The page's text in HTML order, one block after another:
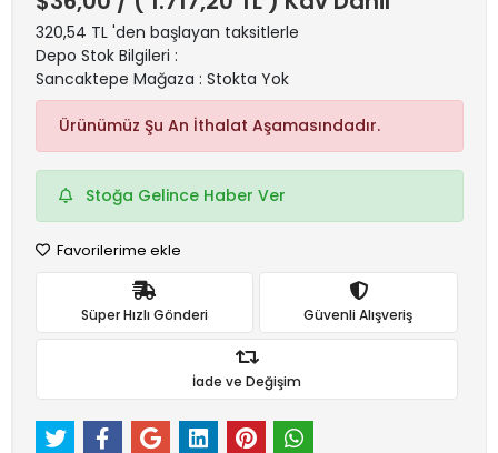
320,54 TL 'den başlayan taksitlerle
Depo Stok Bilgileri :
Sancaktepe Mağaza : Stokta Yok
Ürünümüz Şu An İthalat Aşamasındadır.
Stoğa Gelince Haber Ver
Favorilerime ekle
Süper Hızlı Gönderi Güvenli Alışveriş
İade ve Değişim